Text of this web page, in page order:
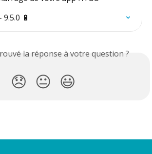
🔋
la réponse à votre question ?
😞 😐 😃